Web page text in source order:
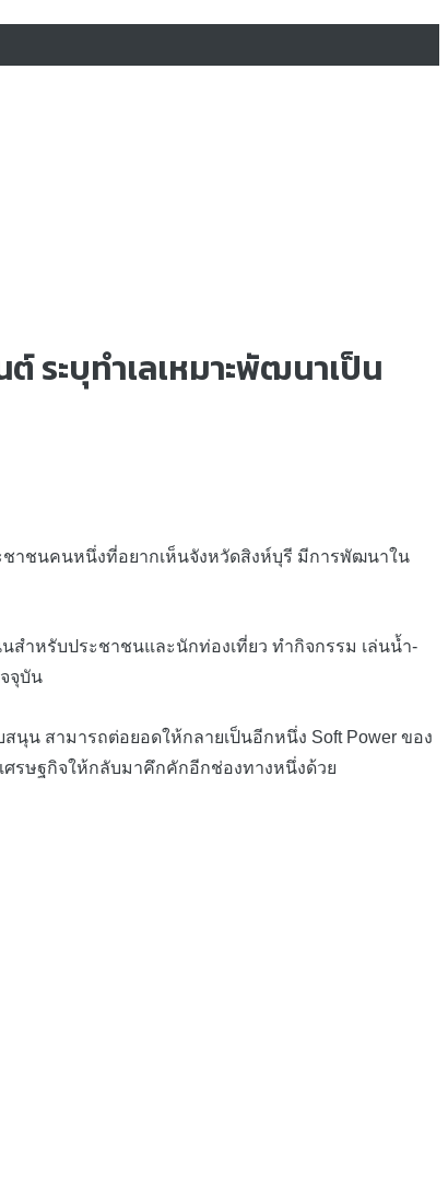
ระบุทำเลเหมาะพัฒนาเป็น
าชนคนหนึ่งที่อยากเห็นจังหวัดสิงห์บุรี มีการพัฒนาใน
ำหรับประชาชนและนักท่องเที่ยว ทำกิจกรรม เล่นน้ำ-
จุบัน
น สามารถต่อยอดให้กลายเป็นอีกหนึ่ง Soft Power ของ
รษฐกิจให้กลับมาคึกคักอีกช่องทางหนึ่งด้วย